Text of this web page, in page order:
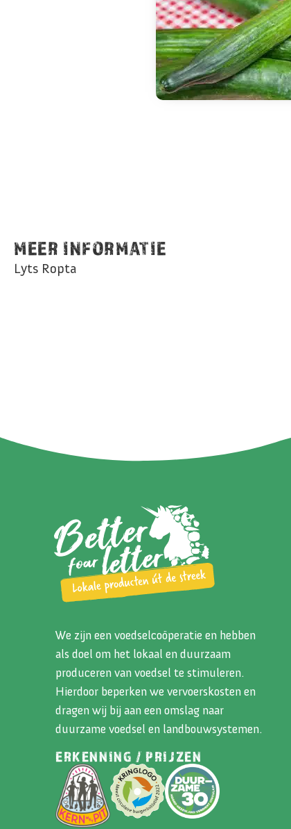
MEER INFORMATIE
Lyts Ropta
We zijn een voedselcoöperatie en hebben
als doel om het lokaal en duurzaam
produceren van voedsel te stimuleren.
Hierdoor beperken we vervoerskosten en
dragen wij bij aan een omslag naar
duurzame voedsel en landbouwsystemen.
ERKENNING / PRIJZEN